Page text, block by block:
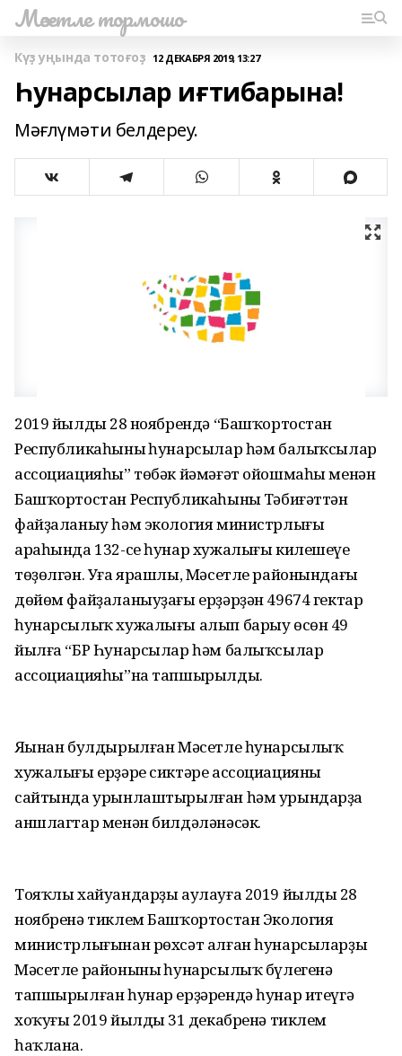
Мәсетле тормошо
Күҙ уңында тотоғоҙ 12 ДЕКАБРЯ 2019, 13:27
Һунарсылар иғтибарына!
Мәғлүмәти белдереу.
2019 йылдың 28 ноябрендә “Башҡортостан
Республикаһының һунарсылар һәм балыҡсылар
ассоциацияһы” төбәк йәмәғәт ойошмаһы менән
Башҡортостан Республикаһының Тәбиғәттән
файҙаланыу һәм экология министрлығы
араһында 132-се һунар хужалығы килешеүе
төҙөлгән. Уға ярашлы, Мәсетле районындағы
дөйөм файҙаланыуҙағы ерҙәрҙән 49674 гектар
һунарсылыҡ хужалығы алып барыу өсөн 49
йылға “БР Һунарсылар һәм балыҡсылар
ассоциацияһы”на тапшырылды.
Яңынан булдырылған Мәсетле һунарсылыҡ
хужалығы ерҙәре сиктәре ассоциацияның
сайтында урынлаштырылған һәм урындарҙа
аншлагтар менән билдәләнәсәк.
Тояҡлы хайуандарҙы аулауға 2019 йылдың 28
ноябренә тиклем Башҡортостан Экология
министрлығынан рөхсәт алған һунарсыларҙың
Мәсетле районының һунарсылыҡ бүлегенә
тапшырылған һунар ерҙәрендә һунар итеүгә
хоҡуғы 2019 йылдың 31 декабренә тиклем
һаҡлана.